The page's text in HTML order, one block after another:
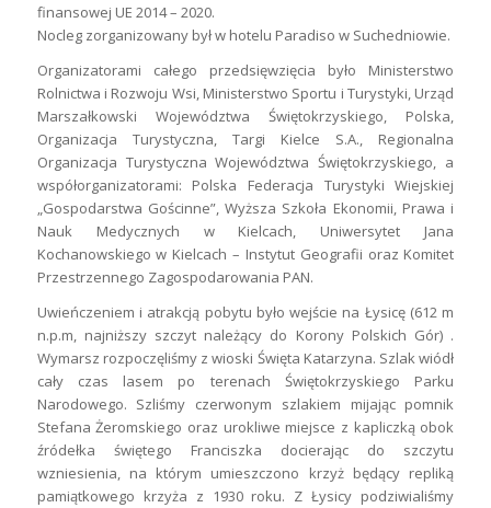
finansowej UE 2014 – 2020.
Nocleg zorganizowany był w hotelu Paradiso w Suchedniowie.
Organizatorami całego przedsięwzięcia było Ministerstwo
Rolnictwa i Rozwoju Wsi, Ministerstwo Sportu i Turystyki, Urząd
Marszałkowski Województwa Świętokrzyskiego, Polska,
Organizacja Turystyczna, Targi Kielce S.A., Regionalna
Organizacja Turystyczna Województwa Świętokrzyskiego, a
współorganizatorami: Polska Federacja Turystyki Wiejskiej
„Gospodarstwa Gościnne”, Wyższa Szkoła Ekonomii, Prawa i
Nauk Medycznych w Kielcach, Uniwersytet Jana
Kochanowskiego w Kielcach – Instytut Geografii oraz Komitet
Przestrzennego Zagospodarowania PAN.
Uwieńczeniem i atrakcją pobytu było wejście na Łysicę (612 m
n.p.m, najniższy szczyt należący do Korony Polskich Gór) .
Wymarsz rozpoczęliśmy z wioski Święta Katarzyna. Szlak wiódł
cały czas lasem po terenach Świętokrzyskiego Parku
Narodowego. Szliśmy czerwonym szlakiem mijając pomnik
Stefana Żeromskiego oraz urokliwe miejsce z kapliczką obok
źródełka świętego Franciszka docierając do szczytu
wzniesienia, na którym umieszczono krzyż będący repliką
pamiątkowego krzyża z 1930 roku. Z Łysicy podziwialiśmy